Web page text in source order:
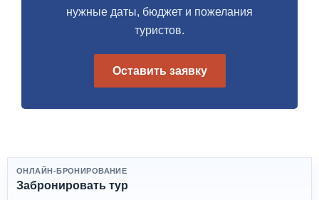
нужные даты, бюджет и пожелания
туристов.
Оставить заявку
ОНЛАЙН-БРОНИРОВАНИЕ
Забронировать тур